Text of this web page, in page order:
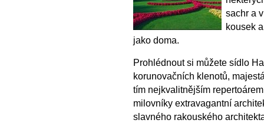
sachr a
kousek
jako doma.
Prohlédnout si můžete sídlo
korunovačních klenotů,
tím nejkvalitnějším
milovníky extravagantní
slavného rakouského